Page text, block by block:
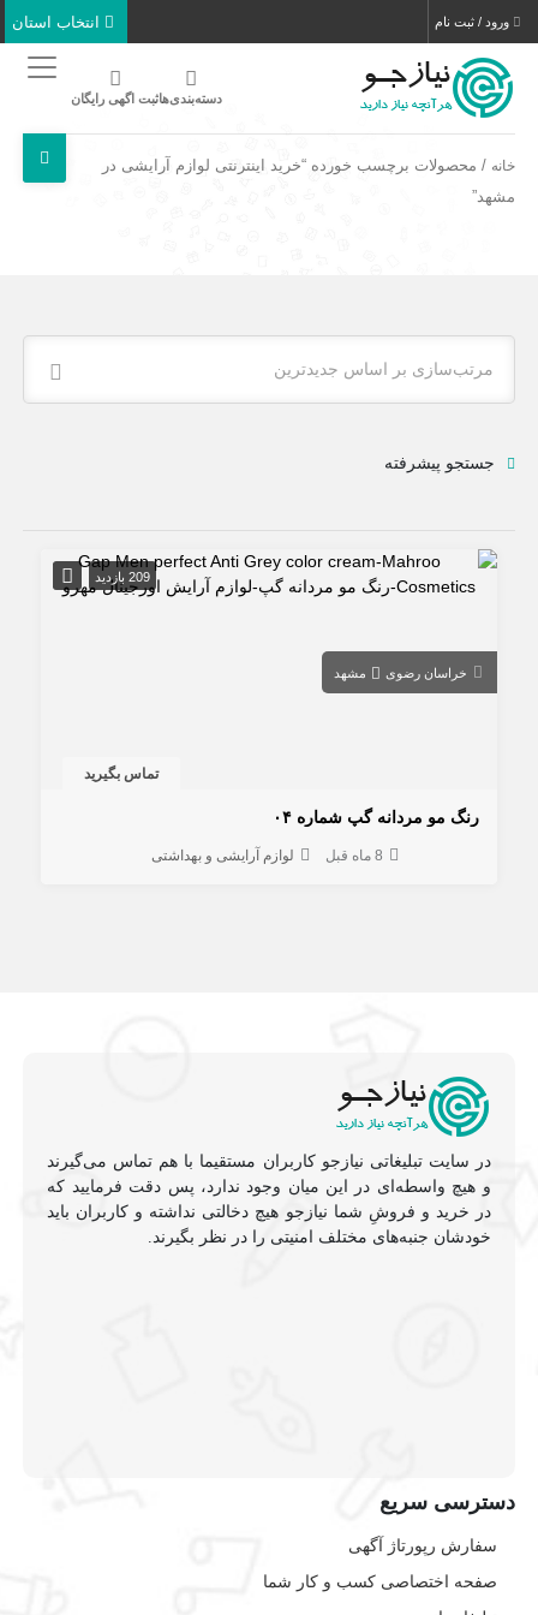
ورود / ثبت نام
دسته‌بندی‌هاثبت اگهی رایگان
خانه / محصولات برچسب خورده “خرید اینترنتی لوازم آرایشی در
مشهد”
مرتب‌سازی بر اساس جدیدترین
جستجو پیشرفته
209 بازدید
خراسان رضوی مشهد
تماس بگیرید
رنگ مو مردانه گپ شماره ۰۴
8 ماه قبل لوازم آرایشی و بهداشتی
در سایت تبلیغاتی نیازجو کاربران مستقیما با هم تماس می‌گیرند
و هیچ واسطه‌ای در این میان وجود ندارد، پس دقت فرمایید که
در خرید و فروشِ شما نیازجو هیچ دخالتی نداشته و کاربران باید
خودشان جنبه‌های مختلف امنیتی را در نظر بگیرند.
دسترسی سریع
سفارش رپورتاژ آگهی
صفحه اختصاصی کسب و کار شما